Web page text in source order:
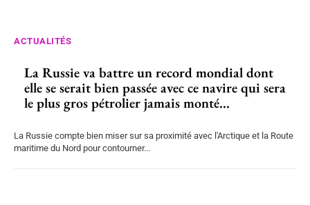
ACTUALITÉS
La Russie va battre un record mondial dont
elle se serait bien passée avec ce navire qui sera
le plus gros pétrolier jamais monté...
La Russie compte bien miser sur sa proximité avec l'Arctique et la Route
maritime du Nord pour contourner...